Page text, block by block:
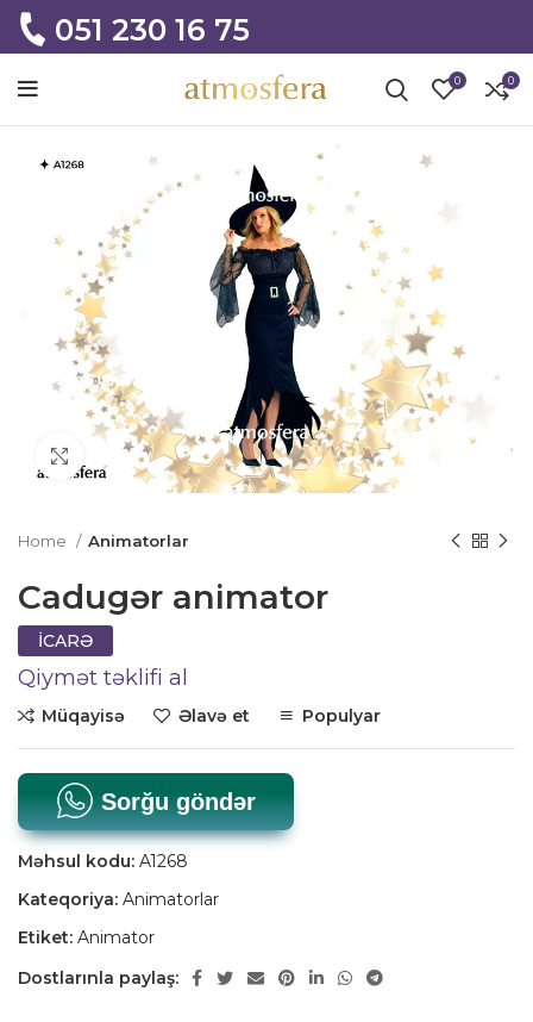
051 230 16 75
0 0
Click to enlarge
Home Animatorlar
Сadugər animator
İCARƏ
Qiymət təklifi al
Müqayisə Əlavə et Populyar
Sorğu göndər
Məhsul kodu: A1268
Kateqoriya: Animatorlar
Etiket: Animator
Dostlarınla paylaş: